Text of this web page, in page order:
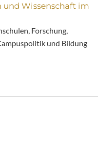
und Wissenschaft im
Forschung,
und Bildung